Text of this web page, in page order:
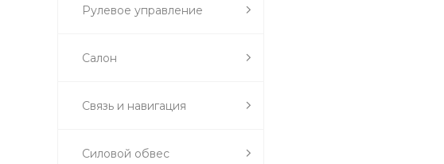
Рулевое управление
Салон
Связь и навигация
Силовой обвес